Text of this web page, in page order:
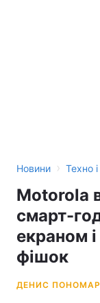
Новини › Техно
Motorola
смарт-
екраном
фішок
ДЕНИС